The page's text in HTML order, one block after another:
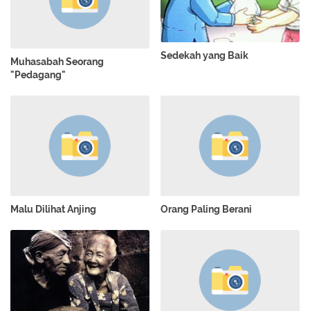
Muhasabah Seorang
"Pedagang"
Sedekah yang Baik
Malu Dilihat Anjing Orang Paling Berani